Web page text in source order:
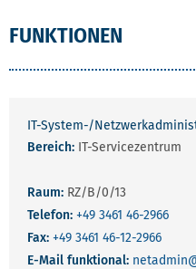
FUNKTIONEN
IT-System-/
Bereich: IT-Servicezentrum
Raum: RZ/B/0/13
Telefon: +49 3461 46-2966
Fax: +49 3461 46-12-2966
E-Mail funktional: netadmin